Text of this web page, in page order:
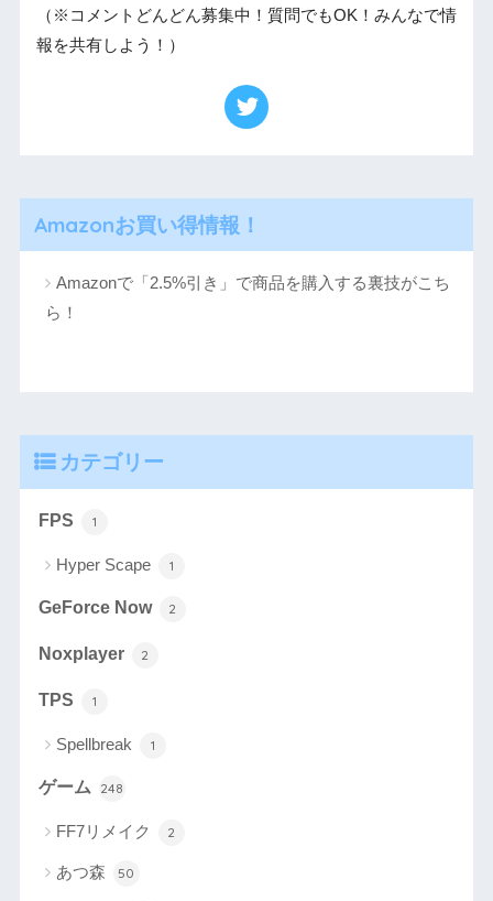
（※コメントどんどん募集中！質問でもOK！みんなで情
報を共有しよう！）
Amazonお買い得情報！
Amazonで「2.5%引き」で商品を購入する裏技がこち
ら！
カテゴリー
FPS 1
Hyper Scape 1
GeForce Now 2
Noxplayer 2
TPS 1
Spellbreak 1
ゲーム 248
FF7リメイク 2
あつ森 50